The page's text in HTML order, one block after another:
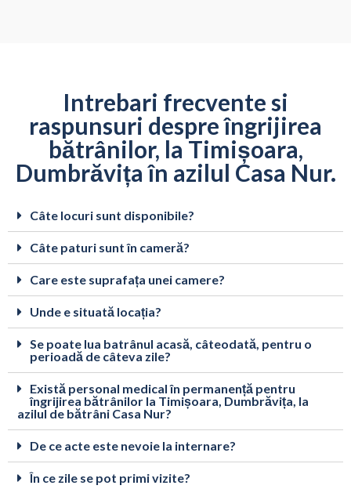
Intrebari frecvente si
raspunsuri despre îngrijirea
bătrânilor, la Timișoara,
Dumbrăvița în azilul Casa Nur.
Câte locuri sunt disponibile?
Câte paturi sunt în cameră?
Care este suprafața unei camere?
Unde e situată locația?
Se poate lua batrânul acasă, câteodată, pentru o
perioadă de câteva zile?
Există personal medical în permanență pentru
îngrijirea bătrânilor la Timișoara, Dumbrăvița, la
azilul de bătrâni Casa Nur?
De ce acte este nevoie la internare?
În ce zile se pot primi vizite?